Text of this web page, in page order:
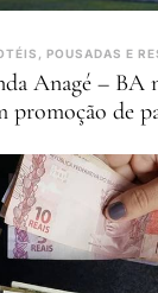
POUSADAS E
Anagé – BA
promoção de